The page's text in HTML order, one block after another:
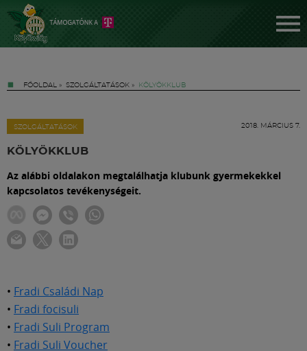
FŐOLDAL » SZOLGÁLTATÁSOK » KÖLYÖKKLUB
SZOLGÁLTATÁSOK 2018. MÁRCIUS 7.
KÖLYÖKKLUB
Az alábbi oldalakon megtalálhatja klubunk gyermekekkel
kapcsolatos tevékenységeit.
• Fradi Családi Nap
• Fradi focisuli
• Fradi Suli Program
• Fradi Suli Voucher
Jegyek
FM YouTube +
Labdarúgás